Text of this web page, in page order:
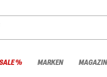
% MARKEN MAGAZIN